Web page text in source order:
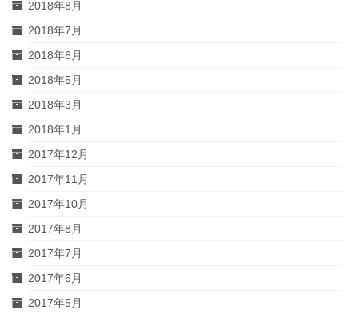
2018年8月
2018年7月
2018年6月
2018年5月
2018年3月
2018年1月
2017年12月
2017年11月
2017年10月
2017年8月
2017年7月
2017年6月
2017年5月